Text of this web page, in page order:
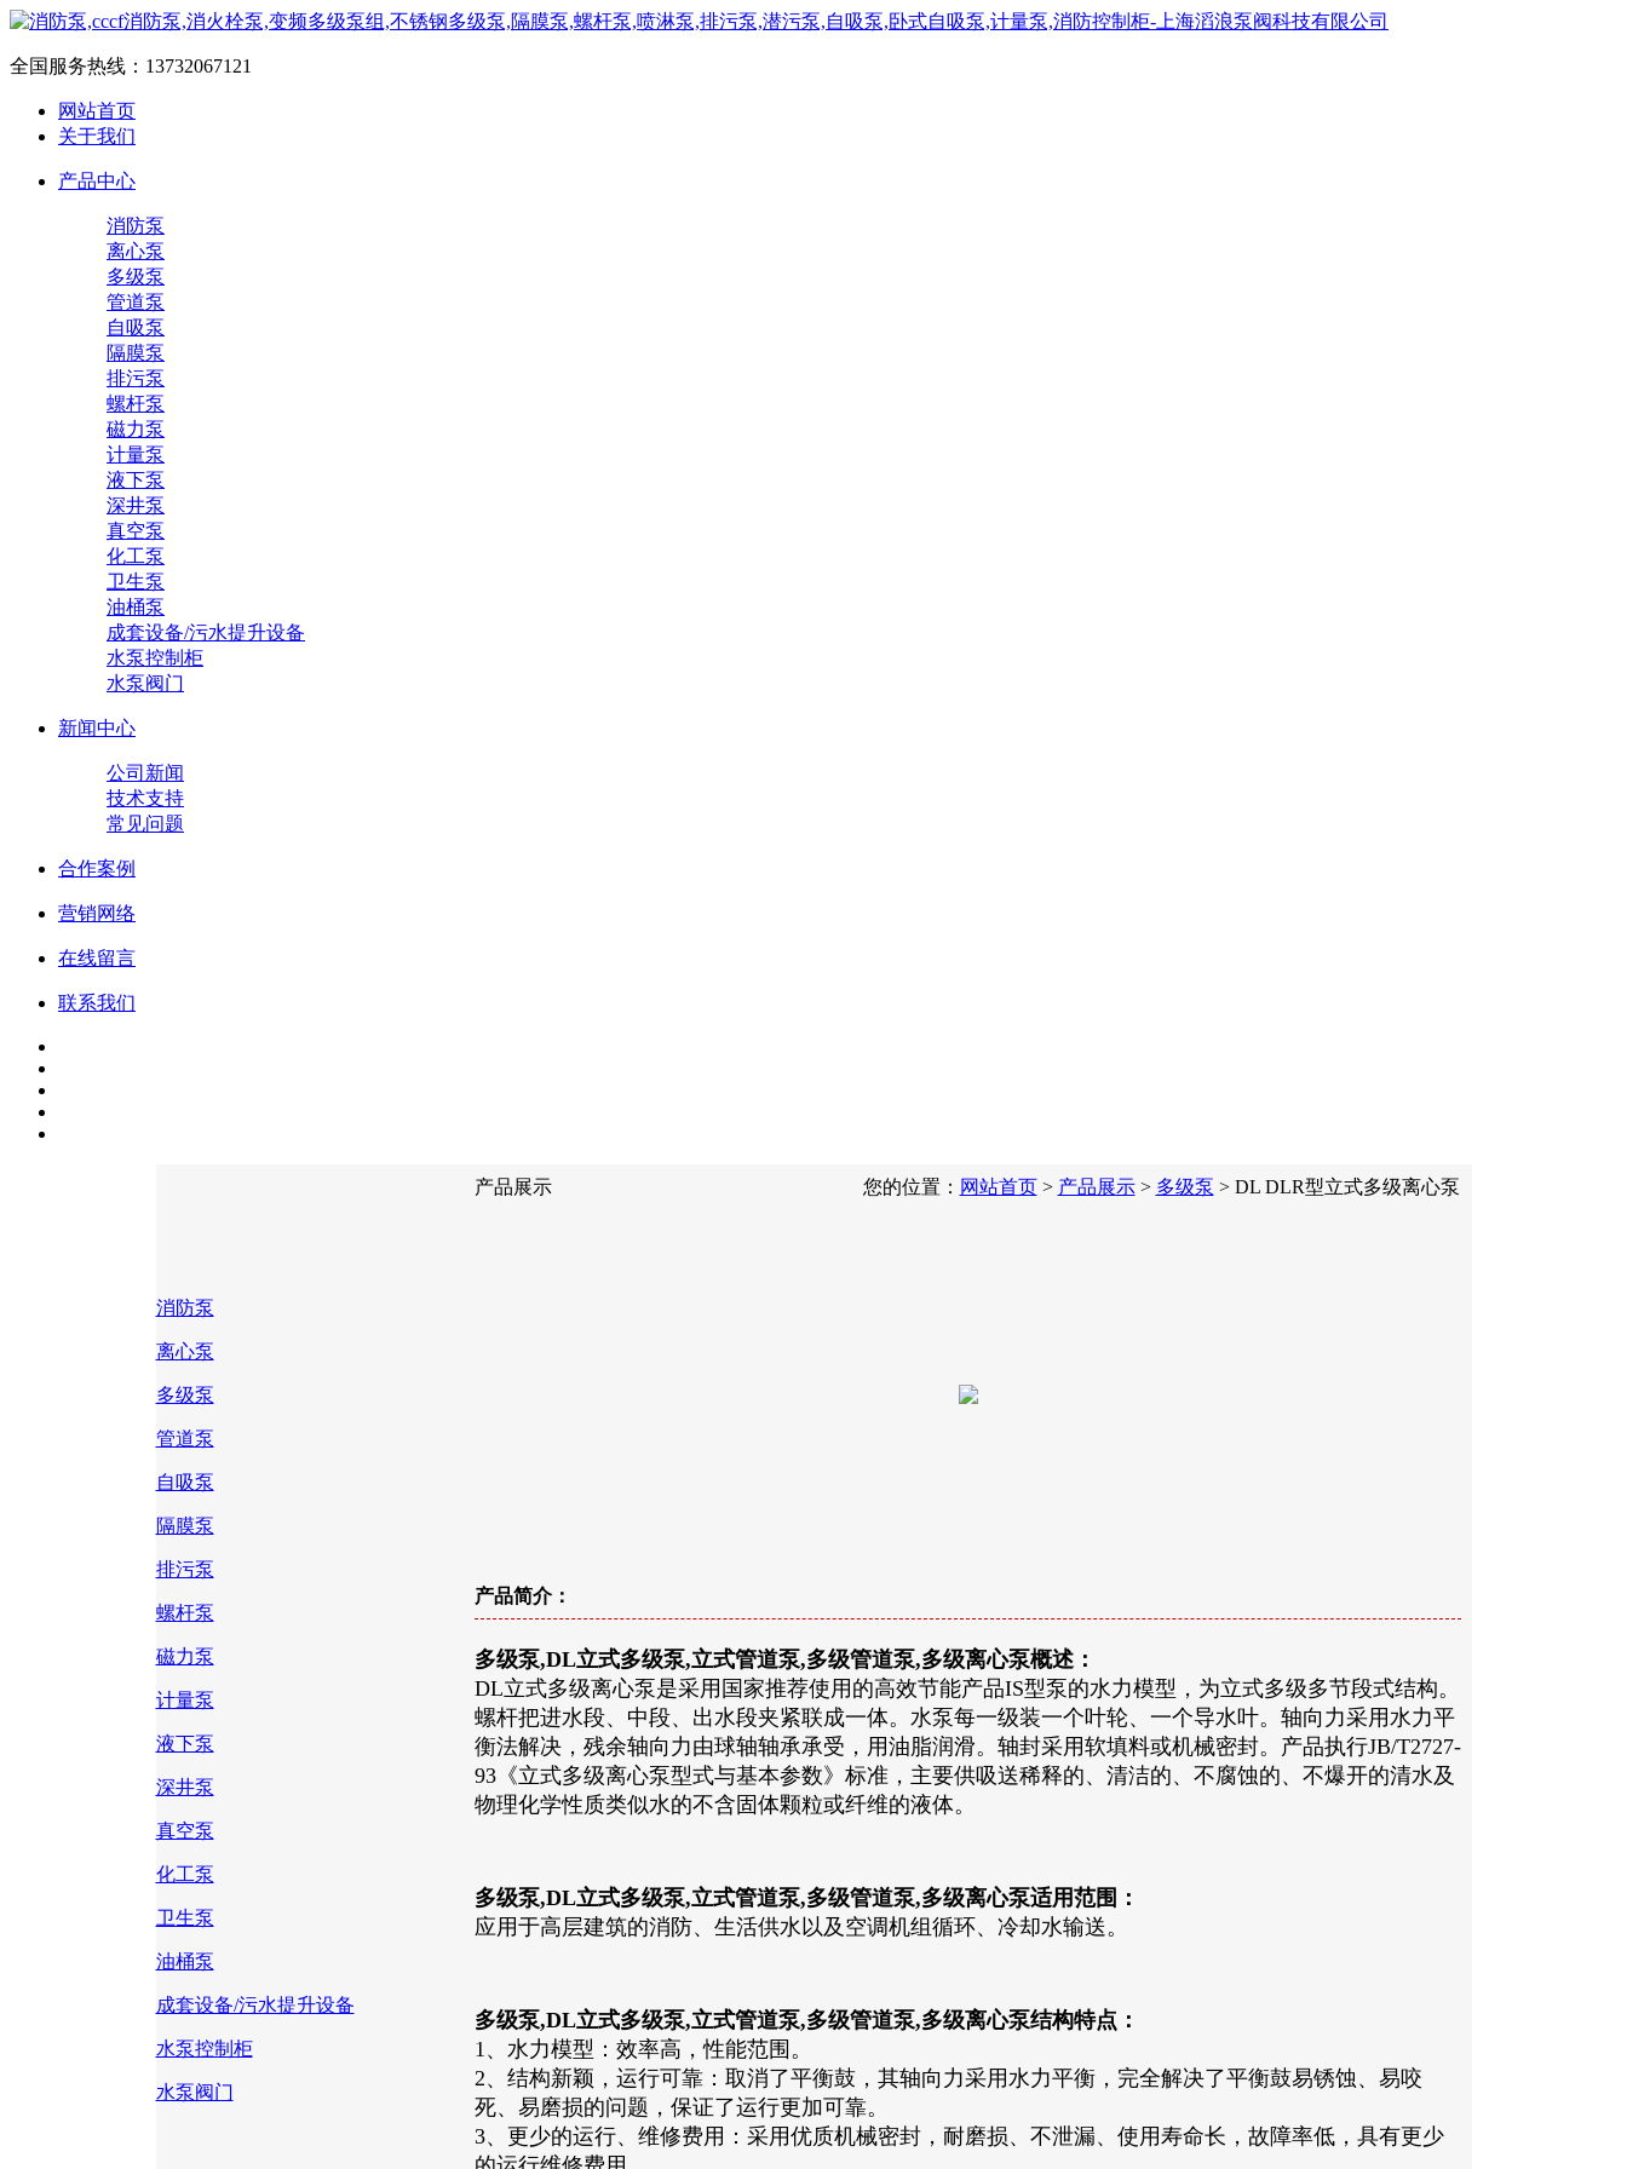
全国服务热线： 13732067121
网站首页
关于我们
产品中心
消防泵
离心泵
多级泵
管道泵
自吸泵
隔膜泵
排污泵
螺杆泵
磁力泵
计量泵
液下泵
深井泵
真空泵
化工泵
卫生泵
油桶泵
成套设备/污水提升设备
水泵控制柜
水泵阀门
新闻中心
公司新闻
技术支持
常见问题
合作案例
营销网络
在线留言
联系我们
消防泵
离心泵
多级泵
管道泵
自吸泵
隔膜泵
排污泵
螺杆泵
磁力泵
计量泵
液下泵
深井泵
真空泵
化工泵
卫生泵
油桶泵
成套设备/污水提升设备
水泵控制柜
水泵阀门
产品展示 您的位置： 网站首页> 产品展示> 多级泵 > DL DLR型立式多级离心泵
产品简介：
多级泵,DL立式多级泵,立式管道泵,多级管道泵,多级离心泵概述：
DL立式多级离心泵是采用国家推荐使用的高效节能产品IS型泵的水力模型，为立式多级多节段式结构。
螺杆把进水段、中段、出水段夹紧联成一体。水泵每一级装一个叶轮、一个导水叶。轴向力采用水力平
衡法解决，残余轴向力由球轴轴承承受，用油脂润滑。轴封采用软填料或机械密封。产品执行JB/T2727-
93《立式多级离心泵型式与基本参数》标准，主要供吸送稀释的、清洁的、不腐蚀的、不爆开的清水及
物理化学性质类似水的不含固体颗粒或纤维的液体。
多级泵,DL立式多级泵,立式管道泵,多级管道泵,多级离心泵适用范围：
应用于高层建筑的消防、生活供水以及空调机组循环、冷却水输送。
多级泵,DL立式多级泵,立式管道泵,多级管道泵,多级离心泵结构特点：
1、水力模型：效率高，性能范围。
2、结构新颖，运行可靠：取消了平衡鼓，其轴向力采用水力平衡，完全解决了平衡鼓易锈蚀、易咬
死、易磨损的问题，保证了运行更加可靠。
3、更少的运行、维修费用：采用优质机械密封，耐磨损、不泄漏、使用寿命长，故障率低，具有更少